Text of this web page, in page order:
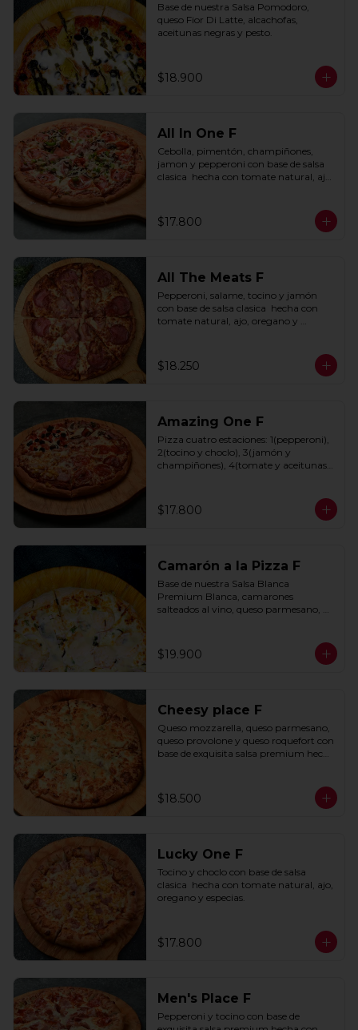
Base de nuestra Salsa Pomodoro,
queso Fior Di Latte, alcachofas,
aceitunas negras y pesto.
$18.900
All In One F
Cebolla, pimentón, champiñones,
jamon y pepperoni con base de salsa
clasica  hecha con tomate natural, ajo,
$17.800
All The Meats F
Pepperoni, salame, tocino y jamón
con base de salsa clasica  hecha con
tomate natural, ajo, oregano y
$18.250
Amazing One F
Pizza cuatro estaciones: 1(pepperoni),
2(tocino y choclo), 3(jamón y
champiñones), 4(tomate y aceitunas
oregano y especias.
$17.800
Camarón a la Pizza F
Base de nuestra Salsa Blanca
Premium Blanca, camarones
salteados al vino, queso parmesano,
$19.900
Cheesy place F
Queso mozzarella, queso parmesano,
queso provolone y queso roquefort con
base de exquisita salsa premium hecha
$18.500
Lucky One F
Tocino y choclo con base de salsa
clasica  hecha con tomate natural, ajo,
oregano y especias.
$17.800
Men's Place F
Pepperoni y tocino con base de